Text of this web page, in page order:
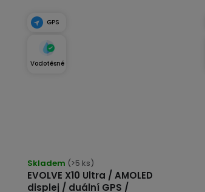
GPS
Vodotěsné
EVOLVE X10 Ultra / AMOLED
displej / duální GPS /
hodnocení
produktu
Skladem (>5 ks)